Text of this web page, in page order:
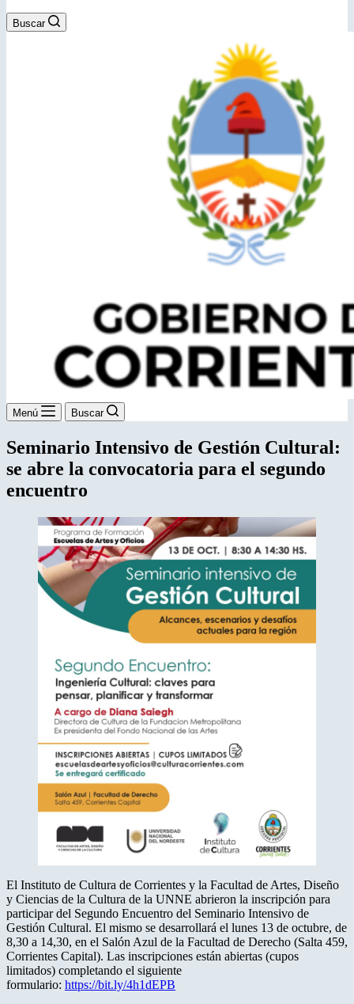
Buscar
Menú Buscar
Seminario Intensivo de Gestión Cultural:
se abre la convocatoria para el segundo
encuentro
El Instituto de Cultura de Corrientes y la Facultad de Artes, Diseño
y Ciencias de la Cultura de la UNNE abrieron la inscripción para
participar del Segundo Encuentro del Seminario Intensivo de
Gestión Cultural. El mismo se desarrollará el lunes 13 de octubre, de
8,30 a 14,30, en el Salón Azul de la Facultad de Derecho (Salta 459,
Corrientes Capital). Las inscripciones están abiertas (cupos
limitados) completando el siguiente
formulario: https://bit.ly/4h1dEPB